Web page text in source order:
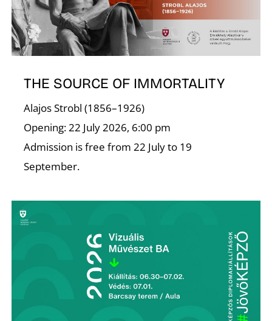
THE SOURCE OF IMMORTALITY
Alajos Strobl (1856–1926)
Opening: 22 July 2026, 6:00 pm
Admission is free from 22 July to 19
September.